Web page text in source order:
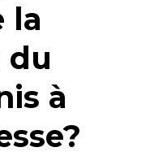
la
du
à